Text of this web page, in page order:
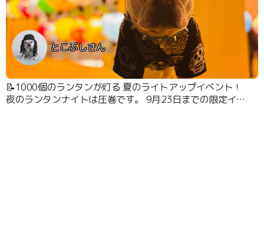
とこぶしさん
📝1000個のランタンが灯る 夏のライトアップイベント！
夜のランタンナイトは圧巻です。 9月23日までの限定イベ